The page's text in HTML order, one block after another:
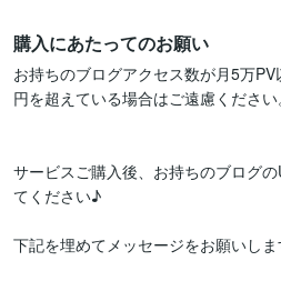
購入にあたってのお願い
お持ちのブログアクセス数が月5万
円を超えている場合はご遠慮ください
サービスご購入後、お持ちのブログ
てください♪
下記を埋めてメッセージをお願いしま